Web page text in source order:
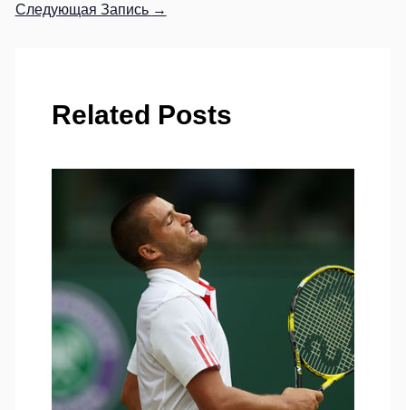
Следующая Запись →
Related Posts